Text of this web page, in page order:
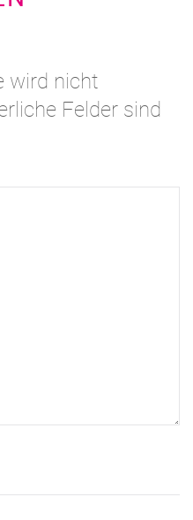
wird nicht
Felder sind